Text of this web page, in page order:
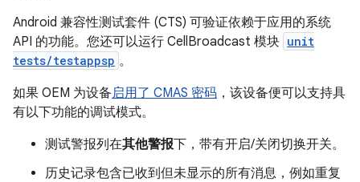
Android 兼容性测试套件 (CTS) 可验证依赖于应用的系统
API 的功能。您还可以运行 CellBroadcast 模块 unit
tests/testappsp 。
如果 OEM 为设备启用了 CMAS 密码 ，该设备便可以支持具
有以下功能的调试模式。
测试警报列在其他警报下，带有开启/关闭切换开关。
历史记录包含已收到但未显示的所有消息，例如重复